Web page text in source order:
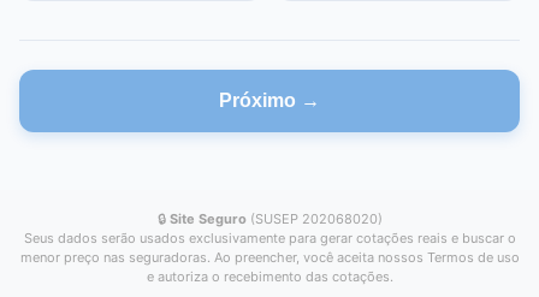
Próximo →
🔒 Site Seguro (SUSEP 202068020)
Seus dados serão usados exclusivamente para gerar cotações reais e buscar o
menor preço nas seguradoras. Ao preencher, você aceita nossos Termos de uso
e autoriza o recebimento das cotações.